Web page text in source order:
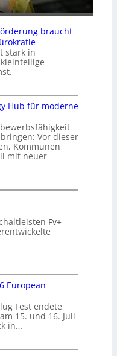
braucht
stark in
Hub für moderne
Vor dieser
Kommunen
mit neuer
Fv+
European
Fest endete
15. und 16. Juli
in…